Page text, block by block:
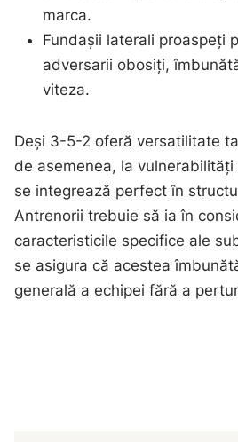
marca.
Fundașii laterali proaspeți
adversarii obosiți,
viteza.
Deși 3-5-2 oferă versatilitate
de asemenea, la
se integrează perfect în
Antrenorii trebuie să ia în
caracteristicile specifice ale
se asigura că acestea
generală a echipei fără a